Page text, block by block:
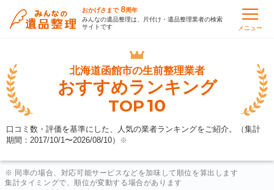
おかげさまで 8周年
みんなの遺品整理は、片付け・遺品整理業者の検索
サイトです
メニュー
北海道函館市の生前整理業者
おすすめランキング
TOP10
口コミ数・評価を基準にした、人気の業者ランキングをご紹介。（集計
期間：2017/10/1〜2026/08/10） ※
※ 同率の場合、対応可能サービスなどを加味して順位を算出します
集計タイミングで、順位が変動する場合があります